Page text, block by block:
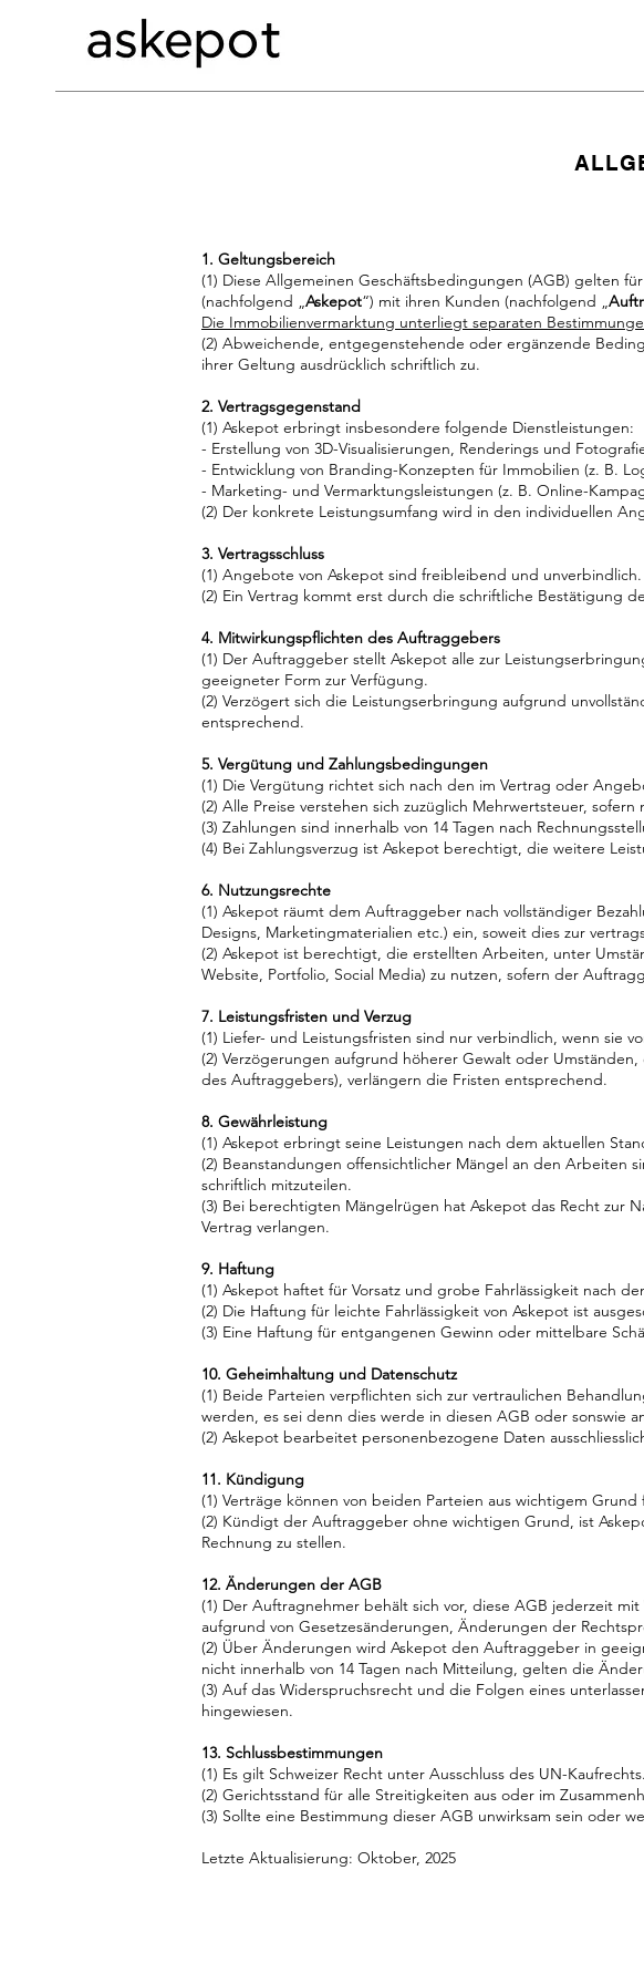
​1. Geltungsbereich
(1) Diese Allgemeinen Geschäftsbedingungen (AGB) gelten
(nachfolgend „Askepot“) mit ihren Kunden (nachfolgend „
Die Immobilienvermarktung unterliegt separaten
(2) Abweichende, entgegenstehende oder ergänzende
ihrer Geltung ausdrücklich schriftlich zu.
2. Vertragsgegenstand
(1) Askepot erbringt insbesondere folgende Dienstleistungen:
- Erstellung von 3D-Visualisierungen, Renderings und
- Entwicklung von Branding-Konzepten für Immobilien (z. B.
- Marketing- und Vermarktungsleistungen (z. B. Online-
(2) Der konkrete Leistungsumfang wird in den individuellen
3. Vertragsschluss
(1) Angebote von Askepot sind freibleibend und unverbindlich.
(2) Ein Vertrag kommt erst durch die schriftliche Bestätigung
4. Mitwirkungspflichten des Auftraggebers
(1) Der Auftraggeber stellt Askepot alle zur
geeigneter Form zur Verfügung.
(2) Verzögert sich die Leistungserbringung aufgrund
entsprechend.
5. Vergütung und Zahlungsbedingungen
(1) Die Vergütung richtet sich nach den im Vertrag oder
(2) Alle Preise verstehen sich zuzüglich Mehrwertsteuer,
(3) Zahlungen sind innerhalb von 14 Tagen nach
(4) Bei Zahlungsverzug ist Askepot berechtigt, die weitere
6. Nutzungsrechte
(1) Askepot räumt dem Auftraggeber nach vollständiger
Designs, Marketingmaterialien etc.) ein, soweit dies zur
(2) Askepot ist berechtigt, die erstellten Arbeiten, unter
Website, Portfolio, Social Media) zu nutzen, sofern der
7. Leistungsfristen und Verzug
(1) Liefer- und Leistungsfristen sind nur verbindlich, wenn sie
(2) Verzögerungen aufgrund höherer Gewalt oder
des Auftraggebers), verlängern die Fristen entsprechend.
8. Gewährleistung
(1) Askepot erbringt seine Leistungen nach dem aktuellen
(2) Beanstandungen offensichtlicher Mängel an den Arbeiten
schriftlich mitzuteilen.
(3) Bei berechtigten Mängelrügen hat Askepot das Recht zur
Vertrag verlangen.
9. Haftung
(1) Askepot haftet für Vorsatz und grobe Fahrlässigkeit nach
(2) Die Haftung für leichte Fahrlässigkeit von Askepot ist
(3) Eine Haftung für entgangenen Gewinn oder mittelbare
10. Geheimhaltung und Datenschutz
(1) Beide Parteien verpflichten sich zur vertraulichen
werden, es sei denn dies werde in diesen AGB oder sonswie
(2) Askepot bearbeitet personenbezogene Daten
11. Kündigung
(1) Verträge können von beiden Parteien aus wichtigem
(2) Kündigt der Auftraggeber ohne wichtigen Grund, ist
Rechnung zu stellen.
12. Änderungen der AGB
(1) Der Auftragnehmer behält sich vor, diese AGB jederzeit
aufgrund von Gesetzesänderungen, Änderungen der
(2) Über Änderungen wird Askepot den Auftraggeber in
nicht innerhalb von 14 Tagen nach Mitteilung, gelten die
(3) Auf das Widerspruchsrecht und die Folgen eines
hingewiesen.
13. Schlussbestimmungen
(1) Es gilt Schweizer Recht unter Ausschluss des UN-Kaufrechts.
(2) Gerichtsstand für alle Streitigkeiten aus oder im
(3) Sollte eine Bestimmung dieser AGB unwirksam sein oder
Letzte Aktualisierung: Oktober, 2025